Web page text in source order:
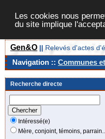
Les cookies nous
du site implique
Gen&O || Relevés d'actes
Navigation :: Communes
Recherche directe
Intéressé(e)
Mère, conjoint, témoins,